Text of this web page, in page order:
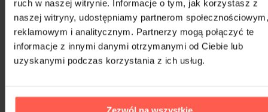
ruch w naszej witrynie. Informacje o tym, jak korzystasz z
naszej witryny, udostępniamy partnerom społecznościowym,
reklamowym i analitycznym. Partnerzy mogą połączyć te
informacje z innymi danymi otrzymanymi od Ciebie lub
uzyskanymi podczas korzystania z ich usług.
PODOBNE PRODUKTY
Że ten głos przypadł wam do gustu? Nie dziwimy się.
Sprawdźcie, co jeszcze możecie sobie pozwolić.